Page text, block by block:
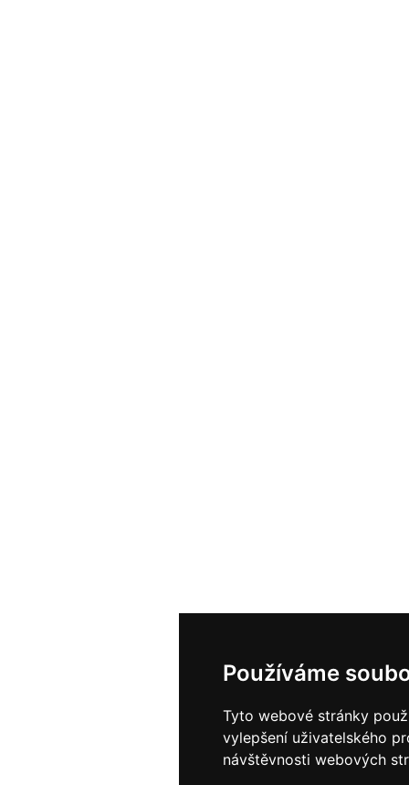
Používáme
Tyto webové stránky
vylepšení uživatelského
návštěvnosti webových